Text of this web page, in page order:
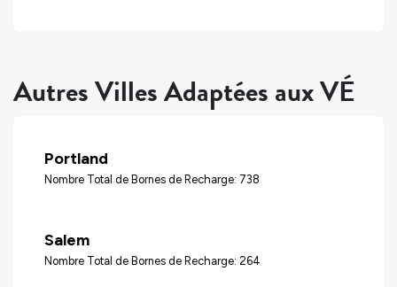
Autres Villes Adaptées aux VÉ
Portland
Nombre Total de Bornes de Recharge: 738
Salem
Nombre Total de Bornes de Recharge: 264